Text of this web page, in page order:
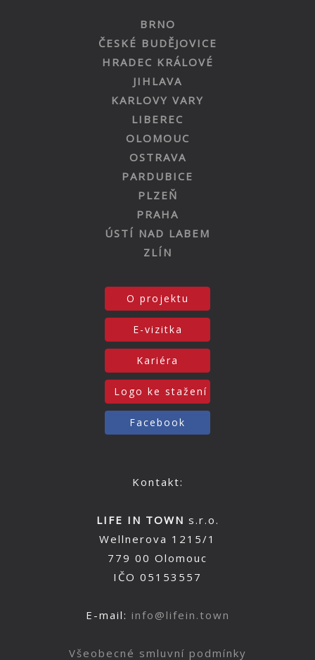
BRNO
ČESKÉ BUDĚJOVICE
HRADEC KRÁLOVÉ
JIHLAVA
KARLOVY VARY
LIBEREC
OLOMOUC
OSTRAVA
PARDUBICE
PLZEŇ
PRAHA
ÚSTÍ NAD LABEM
ZLÍN
O projektu
E-vizitka
Kariéra
Logo ke stažení
Facebook
Kontakt:
LIFE IN TOWN s.r.o.
Wellnerova 1215/1
779 00 Olomouc
IČO 05153557
E-mail: info@lifein.town
Všeobecné smluvní podmínky